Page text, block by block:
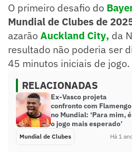
O primeiro desafio do
Mundial de Clubes de
azarãoAuckland City, da
resultado não poderia ser
45 minutos iniciais de jogo.
RELACIONADAS
Ex-Vasco projeta
confronto com Flamengo
no Mundial: ‘Para mim, é
o jogo mais esperado’
Mundial de Clubes Há 1